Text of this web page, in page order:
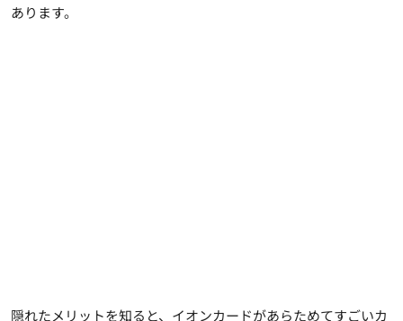
あります。
隠れたメリットを知ると、イオンカードがあらためてすごいカ